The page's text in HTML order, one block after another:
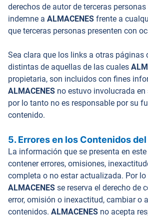
derechos de autor de terceras
indemne a ALMACENES frente a
que terceras personas presenten con
Sea clara que los links a otras páginas
distintas de aquellas de las cuales
propietaria, son incluidos con fines
ALMACENES no estuvo involucrada
por lo tanto no es responsable por su
contenido.
5. Errores en los Contenidos
La información que se presenta en
contener errores, omisiones,
completa o no estar actualizada. Por lo
ALMACENES se reserva el derecho de
error, omisión o inexactitud, cambiar o
contenidos. ALMACENES no acepta